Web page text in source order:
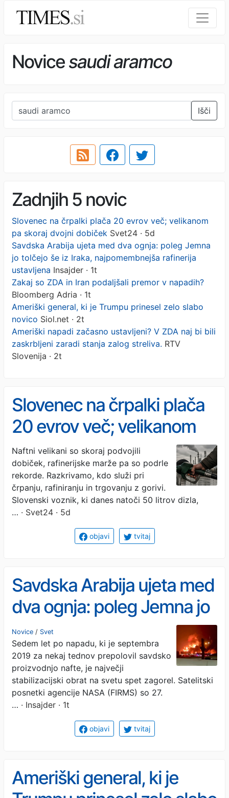
Novicesaudi aramco
Išči
Zadnjih 5 novic
Slovenec na črpalki plača 20 evrov več; velikanom
pa skoraj dvojni dobiček Svet24 · 5d
Savdska Arabija ujeta med dva ognja: poleg Jemna
jo tolčejo še iz Iraka, najpomembnejša rafinerija
ustavljena Insajder · 1t
Zakaj so ZDA in Iran podaljšali premor v napadih?
Bloomberg Adria · 1t
Ameriški general, ki je Trumpu prinesel zelo slabo
novico Siol.net · 2t
Ameriški napadi začasno ustavljeni? V ZDA naj bi bili
zaskrbljeni zaradi stanja zalog streliva. RTV
Slovenija · 2t
Slovenec na črpalki plača
20 evrov več; velikanom
pa skoraj dvojni dobiček
Naftni velikani so skoraj podvojili
dobiček, rafinerijske marže pa so podrle
rekorde. Razkrivamo, kdo služi pri
črpanju, rafiniranju in trgovanju z gorivi.
Slovenski voznik, ki danes natoči 50 litrov dizla,
… · Svet24 · 5d
objavi tvitaj
Savdska Arabija ujeta med
dva ognja: poleg Jemna jo
tolčejo še iz Iraka,
najpomembnejša rafinerija
ustavljena
Novice / Svet
Sedem let po napadu, ki je septembra
2019 za nekaj tednov prepolovil savdsko
proizvodnjo nafte, je največji
stabilizacijski obrat na svetu spet zagorel. Satelitski
posnetki agencije NASA (FIRMS) so 27.
… · Insajder · 1t
objavi tvitaj
Ameriški general, ki je